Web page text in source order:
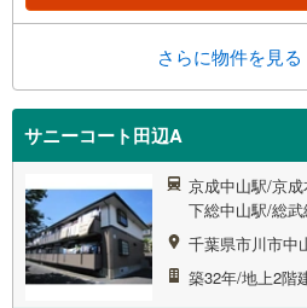
さらに物件を見る
サニーコート田辺A
京成中山駅/京
下総中山駅/総
千葉県市川市中
築32年/地上2階